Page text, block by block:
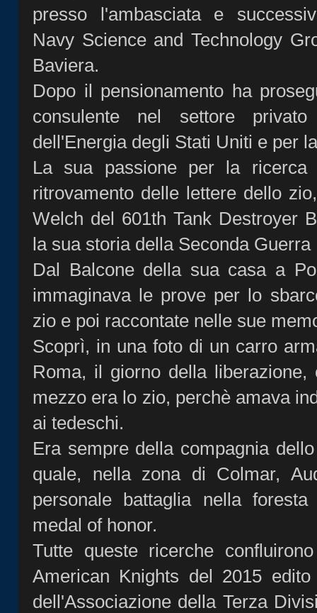
presso l'ambasciata e
Navy Science and Technology
Baviera.
Dopo il pensionamento ha
consulente nel settore
dell'Energia degli Stati Uniti e per
La sua passione per la
ritrovamento delle lettere dello
Welch del 601th Tank Destroyer
la sua storia della Seconda
Dal Balcone della sua casa a
immaginava le prove per lo
zio e poi raccontate nelle sue
Scoprì, in una foto di un carro
Roma, il giorno della
mezzo era lo zio, perchè amava
ai tedeschi.
Era sempre della compagnia
quale, nella zona di Colmar,
personale battaglia nella
medal of honor.
Tutte queste ricerche
American Knights del 2015
dell'Associazione della Terza